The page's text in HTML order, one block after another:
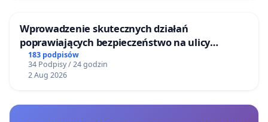
Wprowadzenie skutecznych działań
poprawiających bezpieczeństwo na ulicy
Żeromskiego w Otwocku
183 podpisów
34 Podpisy / 24 godzin
2 Aug 2026